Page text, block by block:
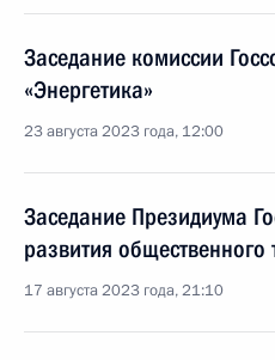
Заседание комиссии
«Энергетика»
23 августа 2023 года, 12:00
Заседание Президиума
развития общественного
17 августа 2023 года, 21:10